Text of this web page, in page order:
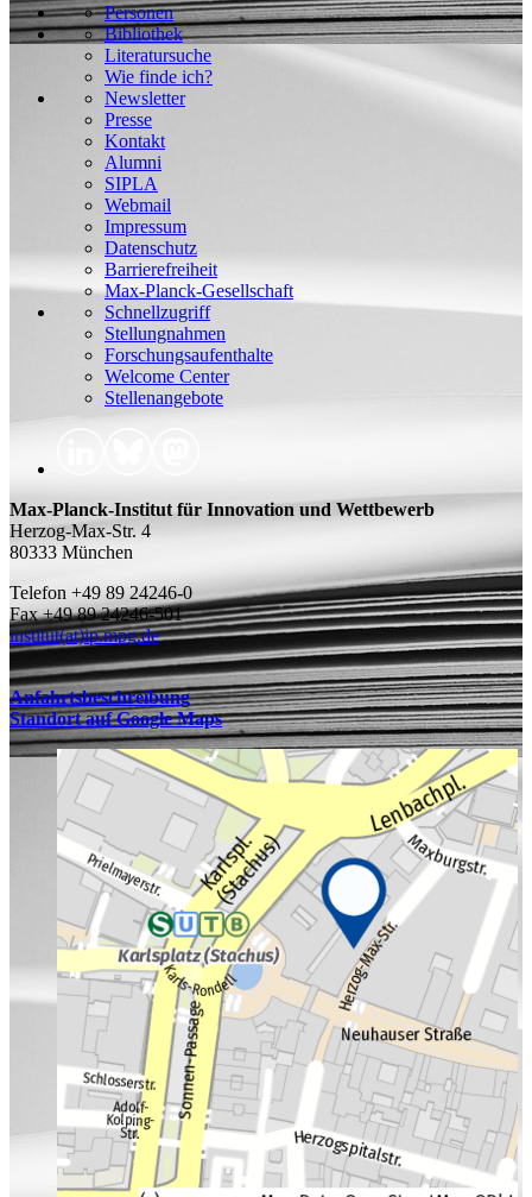
Personen
Bibliothek
Literatursuche
Wie finde ich?
Newsletter
Presse
Kontakt
Alumni
SIPLA
Webmail
Impressum
Datenschutz
Barrierefreiheit
Max-Planck-Gesellschaft
Schnellzugriff
Stellungnahmen
Forschungsaufenthalte
Welcome Center
Stellenangebote
Max-Planck-Institut für Innovation und Wettbewerb
Herzog-Max-Str. 4
80333 München
Telefon +49 89 24246-0
Fax +49 89 24246-501
institut(at)ip.mpg.de
Anfahrtsbeschreibung
Standort auf Google Maps